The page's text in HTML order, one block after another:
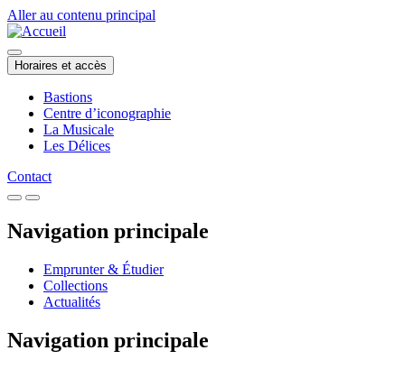
Aller au contenu principal
Horaires et accès
Bastions
Centre d’iconographie
La Musicale
Les Délices
Contact
Navigation principale
Emprunter & Étudier
Collections
Actualités
Navigation principale